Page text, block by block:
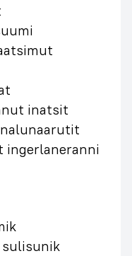
inatsit
ingerlaneranni